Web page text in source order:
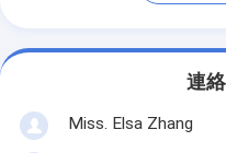
連
Miss. Elsa Zhang